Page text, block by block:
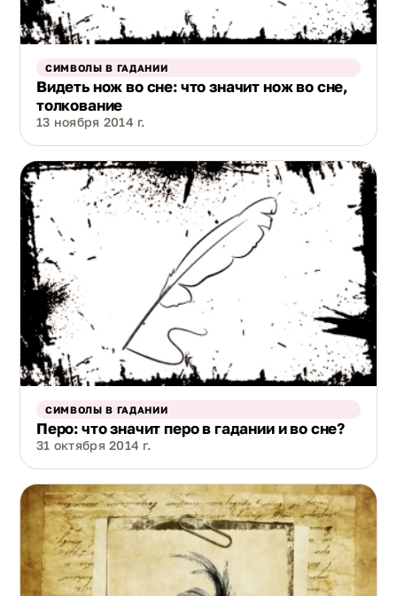
СИМВОЛЫ В ГАДАНИИ
Видеть нож во сне: что значит нож во сне,
толкование
13 ноября 2014 г.
СИМВОЛЫ В ГАДАНИИ
Перо: что значит перо в гадании и во сне?
31 октября 2014 г.